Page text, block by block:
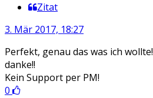
Zitat
3. Mär 2017, 18:27
Perfekt, genau das was ich wollte!
danke!!
Kein Support per PM!
0